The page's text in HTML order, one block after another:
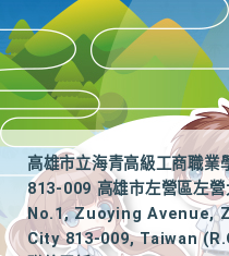
高雄市立海青高級工商職業
813-009 高雄市左營區左營
No.1, Zuoying Avenue,
City 813-009, Taiwan